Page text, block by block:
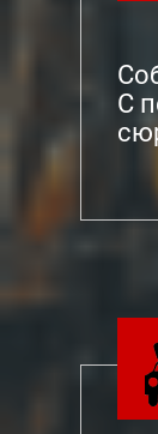
С